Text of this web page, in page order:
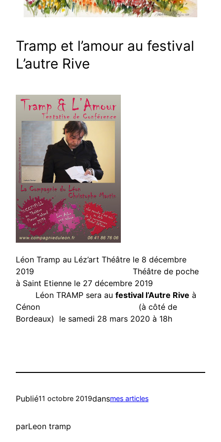
Tramp et l’amour au festival
L’autre Rive
Léon Tramp au Léz’art Théâtre le 8 décembre
2019 Théâtre de poche
à Saint Etienne le 27 décembre 2019
Léon TRAMP sera au festival l’Autre Rive à
Cénon (à côté de
Bordeaux) le samedi 28 mars 2020 à 18h
Publié11 octobre 2019dansmes articles
parLeon tramp